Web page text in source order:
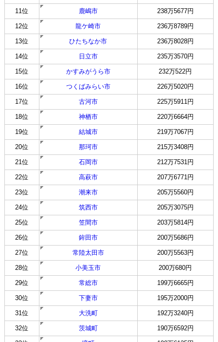
11位 鹿嶋市 238万5677円
12位 龍ケ崎市 236万8789円
13位 ひたちなか市 236万8028円
14位 日立市 235万3570円
15位 かすみがうら市 232万522円
16位 つくばみらい市 226万5020円
17位 古河市 225万5911円
18位 神栖市 220万6664円
19位 結城市 219万7067円
20位 那珂市 215万3408円
21位 石岡市 212万7531円
22位 高萩市 207万6771円
23位 潮来市 205万5560円
24位 筑西市 205万3075円
25位 笠間市 203万5814円
26位 鉾田市 200万5686円
27位 常陸太田市 200万5563円
28位 小美玉市 200万680円
29位 常総市 199万6665円
30位 下妻市 195万2000円
31位 大洗町 192万3240円
32位 茨城町 190万6592円